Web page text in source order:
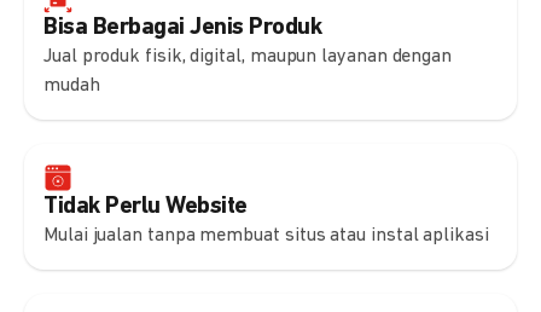
Bisa Berbagai Jenis Produk
Jual produk fisik, digital, maupun layanan dengan
mudah
Tidak Perlu Website
Mulai jualan tanpa membuat situs atau instal aplikasi